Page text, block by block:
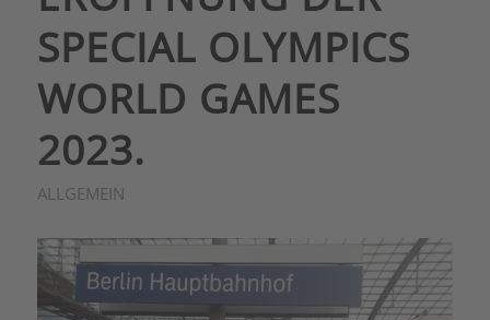
SPECIAL OLYMPICS
WORLD GAMES
2023.
ALLGEMEIN